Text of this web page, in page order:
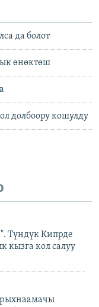
да болот
өнөктөш
долбоору кошулду
Түндүк Кипрде
кызга кол салуу